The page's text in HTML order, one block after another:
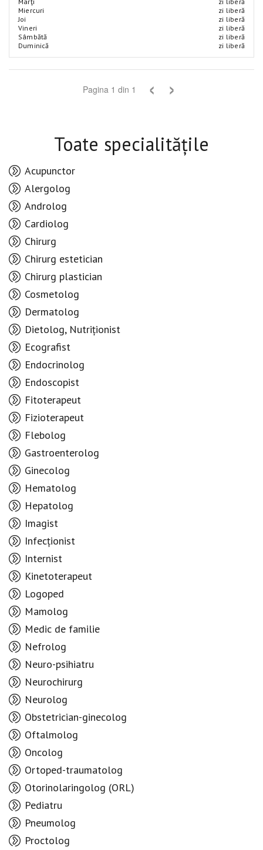
Miercuri
Joi
Vineri
Sâmbătă
Duminică
zi liberă
zi liberă
zi liberă
zi liberă
zi liberă
Pagina 1 din 1 ‹ ›
Toate specialitățile
Acupunctor
Alergolog
Androlog
Cardiolog
Chirurg
Chirurg estetician
Chirurg plastician
Cosmetolog
Dermatolog
Dietolog, Nutriționist
Ecografist
Endocrinolog
Endoscopist
Fitoterapeut
Fizioterapeut
Flebolog
Gastroenterolog
Ginecolog
Hematolog
Hepatolog
Imagist
Infecționist
Internist
Kinetoterapeut
Logoped
Mamolog
Medic de familie
Nefrolog
Neuro-psihiatru
Neurochirurg
Neurolog
Obstetrician-ginecolog
Oftalmolog
Oncolog
Ortoped-traumatolog
Otorinolaringolog (ORL)
Pediatru
Pneumolog
Proctolog